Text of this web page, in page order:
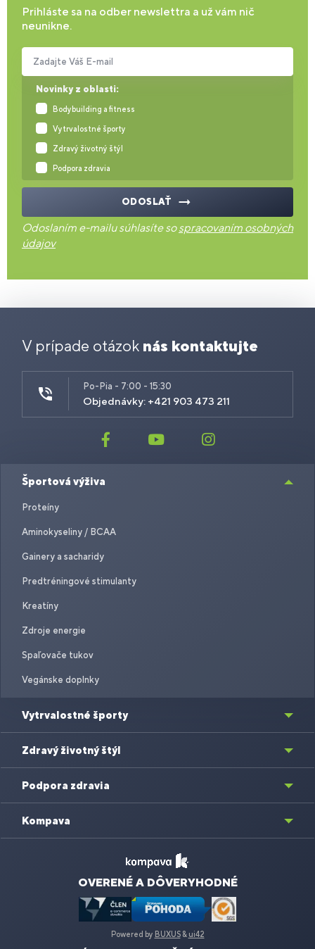
Prihláste sa na odber newslettra a už vám nič
neunikne.
Novinky z oblasti:
Bodybuilding a fitness
Vytrvalostné športy
Zdravý životný štýl
Podpora zdravia
Zadajte Váš E-mail
ODOSLAŤ
Odoslaním e-mailu súhlasíte sospracovaním osobných
údajov
V prípade otázok nás kontaktujte
Po-Pia - 7:00 - 15:30
Objednávky: +421 903 473 211
Športová výživa
Proteíny
Aminokyseliny / BCAA
Gainery a sacharidy
Predtréningové stimulanty
Kreatíny
Zdroje energie
Spaľovače tukov
Vegánske doplnky
Vytrvalostné športy
Zdravý životný štýl
Podpora zdravia
Kompava
OVERENÉ A DÔVERYHODNÉ
Powered by BUXUS& ui42